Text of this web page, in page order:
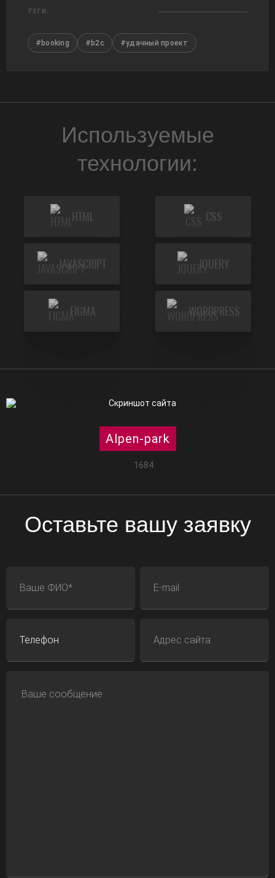
ТЕГИ:
#booking #b2c #удачный проект
Используемые
технологии:
HTML CSS
JAVASCRIPT JQUERY
FIGMA WORDPRESS
Alpen-park
1684
Оставьте вашу заявку